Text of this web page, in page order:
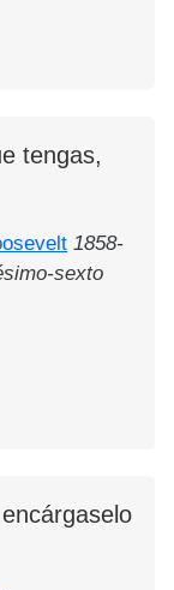
tengas,
1858-
sexto